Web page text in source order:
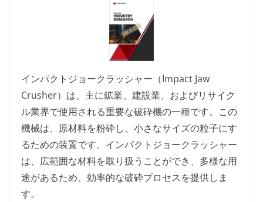
インパクトジョークラッシャー（Impact Jaw
Crusher）は、主に鉱業、建設業、およびリサイク
ル業界で使用される重要な破砕機の一種です。この
機械は、原材料を粉砕し、小さなサイズの粒子にす
るための装置です。インパクトジョークラッシャー
は、広範囲な材料を取り扱うことができ、多様な用
途があるため、効率的な破砕プロセスを提供しま
す。